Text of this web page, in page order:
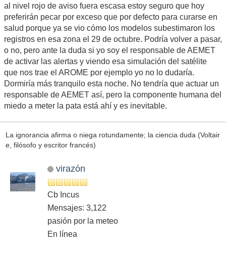
al nivel rojo de aviso fuera escasa estoy seguro que hoy
preferirán pecar por exceso que por defecto para curarse en
salud porque ya se vio cómo los modelos subestimaron los
registros en esa zona el 29 de octubre. Podría volver a pasar,
o no, pero ante la duda si yo soy el responsable de AEMET
de activar las alertas y viendo esa simulación del satélite
que nos trae el AROME por ejemplo yo no lo dudaría.
Dormiría más tranquilo esta noche. No tendría que actuar un
responsable de AEMET así, pero la componente humana del
miedo a meter la pata está ahí y es inevitable.
La ignorancia afirma o niega rotundamente; la ciencia duda (Voltair
e, filósofo y escritor francés)
virazón
Cb Incus
Mensajes: 3,122
pasión por la meteo
En línea